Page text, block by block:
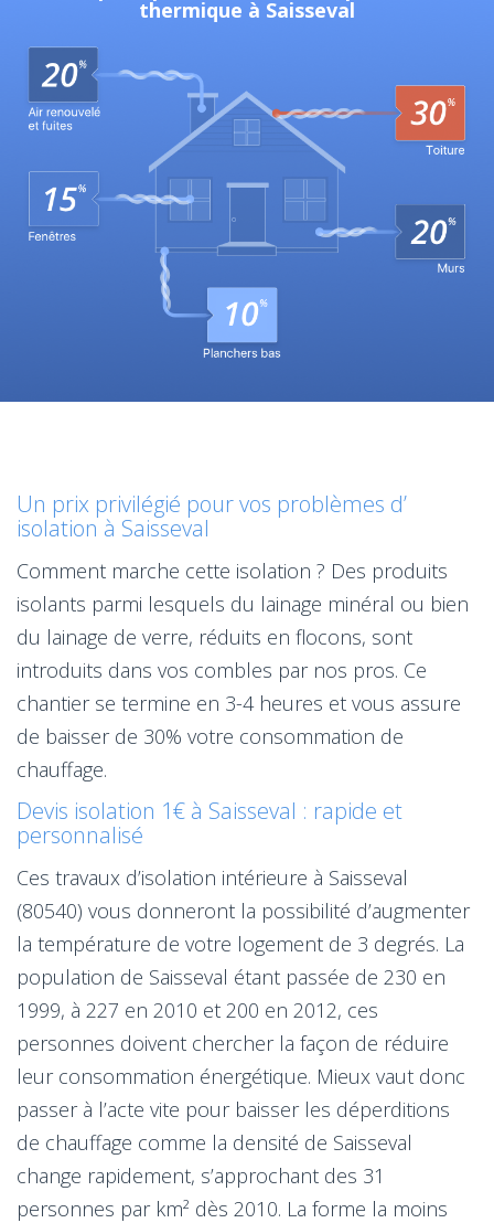
thermique à Saisseval
Un prix privilégié pour vos problèmes d’
isolation à Saisseval
Comment marche cette isolation ? Des produits
isolants parmi lesquels du lainage minéral ou bien
du lainage de verre, réduits en flocons, sont
introduits dans vos combles par nos pros. Ce
chantier se termine en 3-4 heures et vous assure
de baisser de 30% votre consommation de
chauffage.
Devis isolation 1€ à Saisseval : rapide et
personnalisé
Ces travaux d’isolation intérieure à Saisseval
(80540) vous donneront la possibilité d’augmenter
la température de votre logement de 3 degrés. La
population de Saisseval étant passée de 230 en
1999, à 227 en 2010 et 200 en 2012, ces
personnes doivent chercher la façon de réduire
leur consommation énergétique. Mieux vaut donc
passer à l’acte vite pour baisser les déperditions
de chauffage comme la densité de Saisseval
change rapidement, s’approchant des 31
personnes par km² dès 2010. La forme la moins